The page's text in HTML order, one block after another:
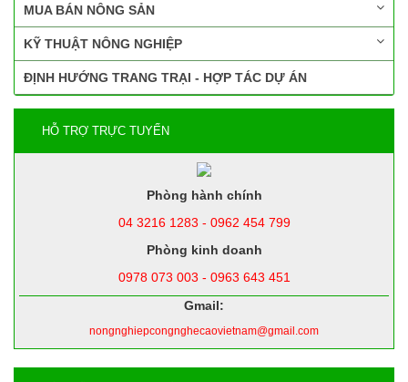
MUA BÁN NÔNG SẢN
KỸ THUẬT NÔNG NGHIỆP
ĐỊNH HƯỚNG TRANG TRẠI - HỢP TÁC DỰ ÁN
HỖ TRỢ TRỰC TUYẾN
Phòng hành chính
04 3216 1283 - 0962 454 799
Phòng kinh doanh
0978 073 003 - 0963 643 451
Gmail:
nongnghiepcongnghecaovietnam@gmail.com